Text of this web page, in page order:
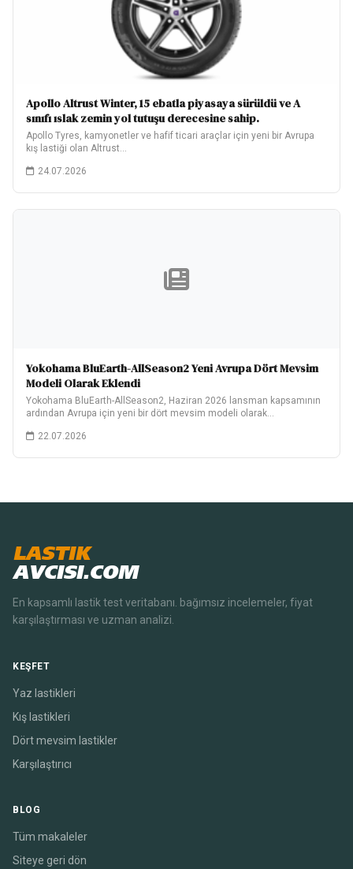
Apollo Altrust Winter, 15 ebatla piyasaya sürüldü ve A
sınıfı ıslak zemin yol tutuşu derecesine sahip.
Apollo Tyres, kamyonetler ve hafif ticari araçlar için yeni bir Avrupa
kış lastiği olan Altrust…
24.07.2026
Yokohama BluEarth-AllSeason2 Yeni Avrupa Dört Mevsim
Modeli Olarak Eklendi
Yokohama BluEarth-AllSeason2, Haziran 2026 lansman kapsamının
ardından Avrupa için yeni bir dört mevsim modeli olarak…
22.07.2026
LASTIK
AVCISI.COM
En kapsamlı lastik test veritabanı. bağımsız incelemeler, fiyat
karşılaştırması ve uzman analizi.
KEŞFET
Yaz lastikleri
Kış lastikleri
Dört mevsim lastikler
Karşılaştırıcı
BLOG
Tüm makaleler
Siteye geri dön